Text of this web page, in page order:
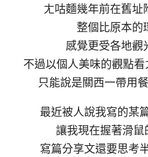
ㄤ咕麵幾年前在舊址
整個比原本的
感覺更受各地觀
不過以個人美味的觀點看
只能說是關西一帶用
最近被人說我寫的某
讓我現在握著滑
寫篇分享文還要思考